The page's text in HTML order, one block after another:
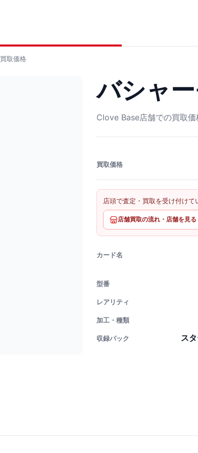
買取価格
バシャ
Clove Base店舗での買取価
買取価格
店頭で査定・買取を受け付けて
店舗買取の流れ・店舗を見る
カード名
型番
レアリティ
加工・種類
収録パック ス